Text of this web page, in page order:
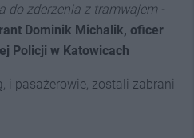
do zderzenia z tramwajem -
Dominik Michalik, oficer
Policji w Katowicach
i pasażerowie, zostali zabrani